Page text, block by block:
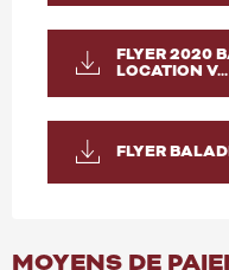
FLYER 2020
LOCATION V...
FLYER
MOYENS DE